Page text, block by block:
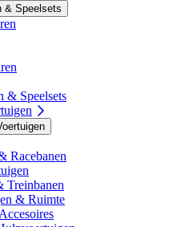
& Speelsets
& Speelsets
Racebanen
Treinbanen
& Ruimte